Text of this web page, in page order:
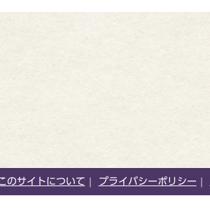
のサイトについて プライバシーポリシー